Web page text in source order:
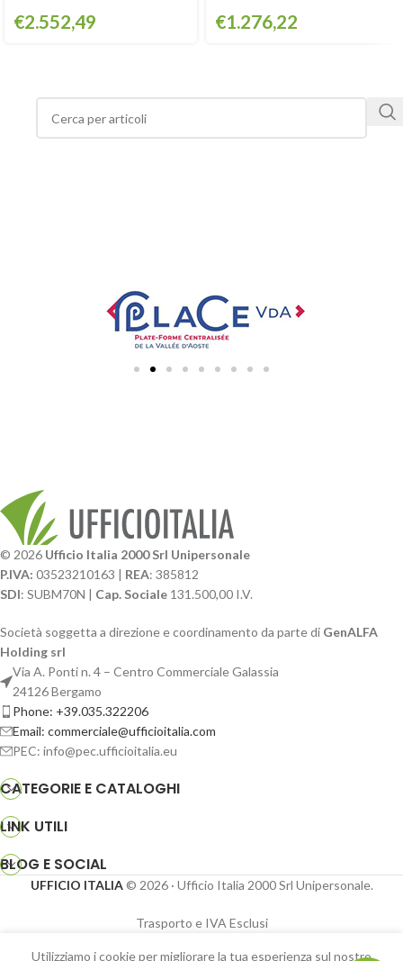
€2.552,49
GPG2118CART
€1.276,22
© 2026 Ufficio Italia 2000 Srl Unipersonale
P.IVA: 03523210163 | REA: 385812
SDI: SUBM70N | Cap. Sociale 131.500,00 I.V.
Società soggetta a direzione e coordinamento da parte di GenALFA
Holding srl
Via A. Ponti n. 4 – Centro Commerciale Galassia
24126 Bergamo
Phone: +39.035.322206
Email: commerciale@ufficioitalia.com
PEC: info@pec.ufficioitalia.eu
CATEGORIE E CATALOGHI
LINK UTILI
BLOG E SOCIAL
UFFICIO ITALIA © 2026· Ufficio Italia 2000 Srl Unipersonale.
Trasporto e IVA Esclusi
Utilizziamo i cookie per migliorare la tua esperienza sul nostro